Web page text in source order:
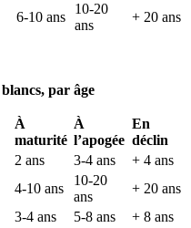
6-10 ans
10-20
ans
+ 20 ans
par âge
À
maturité
À
l’apogée
En
déclin
2 ans 3-4 ans
+ 4 ans
4-10 ans
10-20
ans
+ 20 ans
3-4 ans 5-8 ans
+ 8 ans